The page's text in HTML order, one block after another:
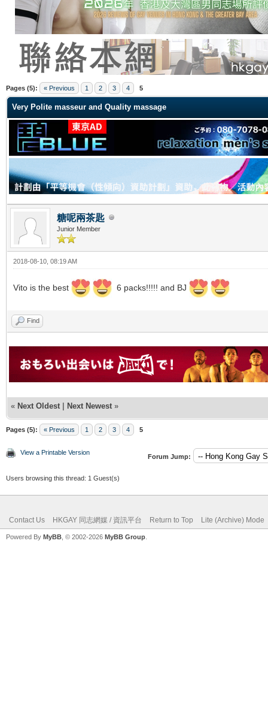
Pages (5): « Previous 1 2 3 4 5
Very Polite masseur and Quality massage
糖呢兩茶匙
Junior Member
2018-08-10, 08:19 AM
Vito is the best 6 packs!!!!! and BJ
Find
« Next Oldest | Next Newest »
Pages (5): « Previous 1 2 3 4 5
View a Printable Version
Forum Jump:
Users browsing this thread: 1 Guest(s)
Contact Us HKGAY 同志網媒 / 資訊平台 Return to Top Lite (Archive) Mode
Powered By MyBB , © 2002-2026 MyBB Group